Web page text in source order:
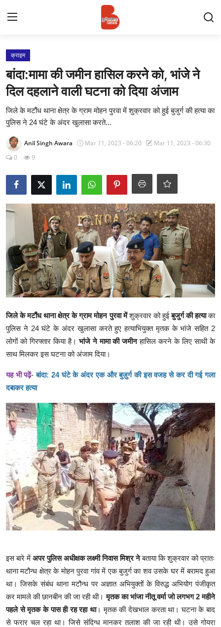
Contact
प्रमुख ख़बर
राज्य
बुन्देलखण्ड
वीडियो
स्पोर्ट्स
मनोरंजन
क्राइम
बांदा:मामा की जमीन हासिल करने को, भांजे ने
दिल दहलाने वाली घटना को दिया अंजाम
जिले के मटौंध थाना क्षेत्र के ग्राम मोहन पुरवा में शुक्रवार को हुई बुजुर्ग की हत्या का
पुलिस ने 24 घंटे के अंदर खुलासा करते...
Anil Singh Awara Mar 11, 2023 - 06:20
Mar 11, 2023 - 06:30
0
9
जिले के मटौंध थाना क्षेत्र के ग्राम मोहन पुरवा मेंशुक्रवार को हुईबुजुर्ग की हत्याका
पुलिस ने 24 घंटे के अंदर खुलासा करते हुए हत्याभियुक्त मृतक के भांजे सहित 2
लोगों को गिरफ्तार किया है। भांजे ने मामा की जमीनहासिल करने के लिए साथी के
साथ मिलकर इस घटना को अंजाम दिया।
यह भी पढ़ें-बांदा: 24 घंटे के अंदर एक और बुज़ुर्ग की इस वजह से कर दी गई गला
दबाकर हत्या
इस बारे में अपर पुलिस अधीक्षक लक्ष्मी निवास मिश्र नेबताया कि शुक्रवार को प्रातः
थाना मटौन्ध क्षेत्र के मोहन पुरवा गांव में एक बुजुर्ग का शव उसके घर में बरामद हुआ
था। जिसके संबंध थाना मटौन्ध पर अज्ञात अभियुक्तों के विरुद्ध अभियोग पंजीकृत
कर मामले की छानबीन की जा रही थी। मृतक का भांजा नीतू वर्मा जो लगभग 2 महीने
पहले से मृतक के पास ही रह रहा था। मृतक की देखभाल करता था। घटना के बाद
से फरार चल रहा था। जिसे संदिग्ध मानकर तलाश की जा रही थी। उसे गोयरा